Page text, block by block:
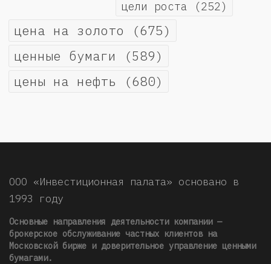
цели роста (252)
цена на золото (675)
ценные бумаги (589)
цены на нефть (680)
ООО «Инвестиционная палата» основано в
1993 году
Основные направления деятельности компании —
брокерское обслуживание частных клиентов на
Московской бирже и доверительное управление ценными
бумагами.